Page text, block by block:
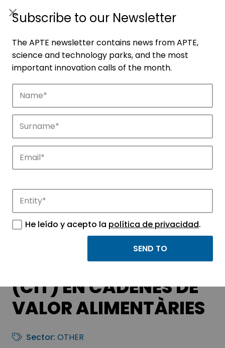
Companies
Discover the companies that drive
innovation in APTE’s parks.
CENTRE D’INNOVACIÓ
TRANSFORMATIVA
(CIT) EN CADENES DE
VALOR ALIMENTÀRIES
Sector: OTHER
Subscribe to our Newsletter
The APTE newsletter contains news from APTE,
science and technology parks, and the most
important innovation calls of the month.
He leído y acepto la política de privacidad.